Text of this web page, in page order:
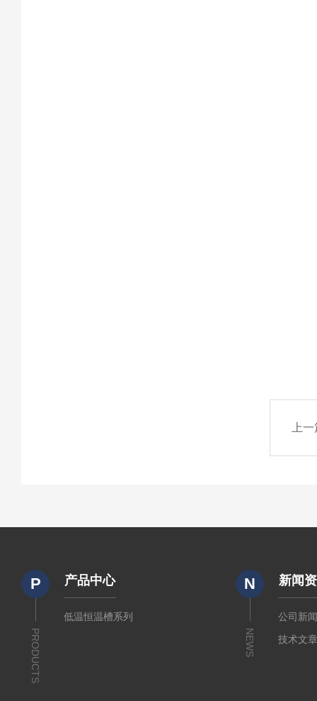
上
P
PRODUCTS
产品中心
低温恒温槽系列
N
NEWS
新闻
公司新
技术文